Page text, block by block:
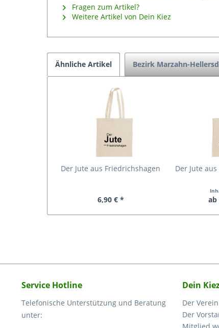
Fragen zum Artikel?
Weitere Artikel von Dein Kiez
Ähnliche Artikel Bezirk Marzahn-
Der Jute aus Friedrichshagen
6,90 € *
Der Jute
ab
Service Hotline
Telefonische Unterstützung und Beratung
unter:
Dein
Der Verein
Der